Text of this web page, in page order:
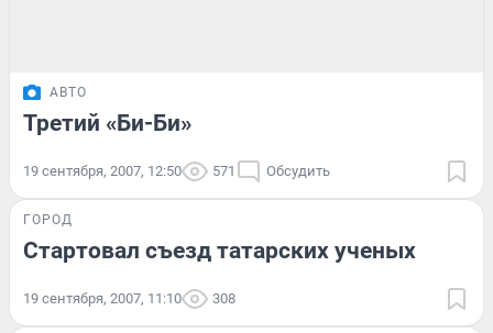
АВТО
Третий «Би-Би»
19 сентября, 2007, 12:50 571 Обсудить
ГОРОД
Стартовал съезд татарских ученых
19 сентября, 2007, 11:10 308